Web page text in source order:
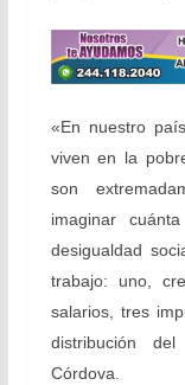
«En nuestro
viven en la
son
imaginar
desigualdad
trabajo: uno,
salarios, tres
distribución
Córdova.